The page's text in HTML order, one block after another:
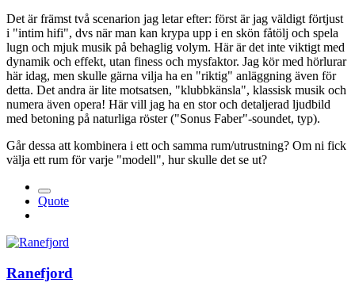
Det är främst två scenarion jag letar efter: först är jag väldigt förtjust
i "intim hifi", dvs när man kan krypa upp i en skön fåtölj och spela
lugn och mjuk musik på behaglig volym. Här är det inte viktigt med
dynamik och effekt, utan finess och mysfaktor. Jag kör med hörlurar
här idag, men skulle gärna vilja ha en "riktig" anläggning även för
detta. Det andra är lite motsatsen, "klubbkänsla", klassisk musik och
numera även opera! Här vill jag ha en stor och detaljerad ljudbild
med betoning på naturliga röster ("Sonus Faber"-soundet, typ).
Går dessa att kombinera i ett och samma rum/utrustning? Om ni fick
välja ett rum för varje "modell", hur skulle det se ut?
Quote
Ranefjord